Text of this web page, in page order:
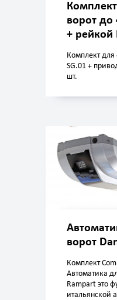
ворот до
+ рейкой
Комплект для
SG.01 +
шт.
ворот
Комплект
Автоматика
Rampart это
итальянской